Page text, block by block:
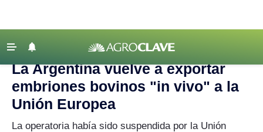
Agricultura
Ganadería
‹ VOLVER
Agroclave Ganadería | embriones bovinos
La Argentina vuelve a exportar
embriones bovinos "in vivo" a la
Unión Europea
La operatoria había sido suspendida por la Unión